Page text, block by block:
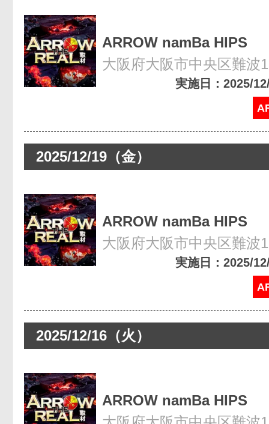
ARROW namBa HIPS
大阪府大阪市中央区難波
実施日：2025/
2025/12/19（金）
ARROW namBa HIPS
大阪府大阪市中央区難波
実施日：2025/
2025/12/16（火）
ARROW namBa HIPS